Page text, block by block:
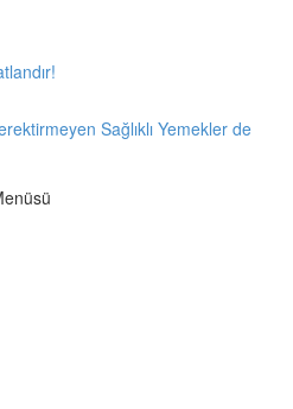
Sağlıklı Yemekler de